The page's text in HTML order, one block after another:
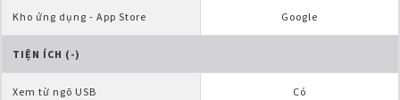
Kho ứng dụng - App Store Google
TIỆN ÍCH (-)
Xem từ ngõ USB Có